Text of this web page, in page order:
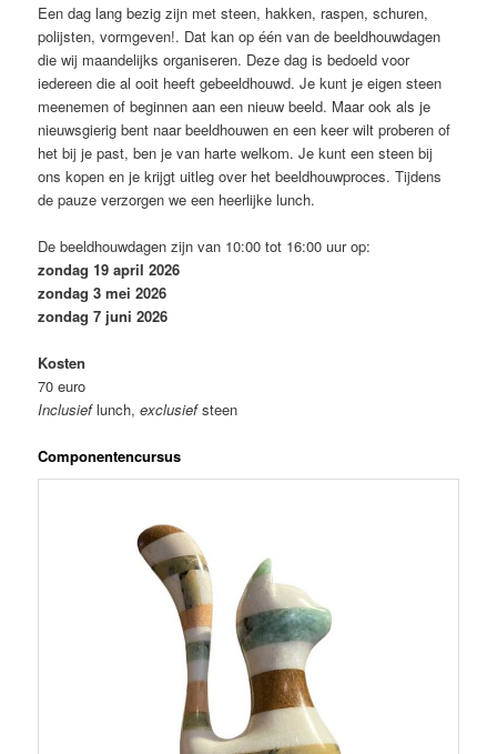
Een dag lang bezig zijn met steen, hakken, raspen, schuren,
polijsten, vormgeven!. Dat kan op één van de beeldhouwdagen
die wij maandelijks organiseren. Deze dag is bedoeld voor
iedereen die al ooit heeft gebeeldhouwd. Je kunt je eigen steen
meenemen of beginnen aan een nieuw beeld. Maar ook als je
nieuwsgierig bent naar beeldhouwen en een keer wilt proberen of
het bij je past, ben je van harte welkom. Je kunt een steen bij
ons kopen en je krijgt uitleg over het beeldhouwproces. Tijdens
de pauze verzorgen we een heerlijke lunch.
De beeldhouwdagen zijn van 10:00 tot 16:00 uur op:
zondag 19 april 2026
zondag 3 mei 2026
zondag 7 juni 2026
Kosten
70 euro
Inclusieflunch,exclusiefsteen
Componentencursus